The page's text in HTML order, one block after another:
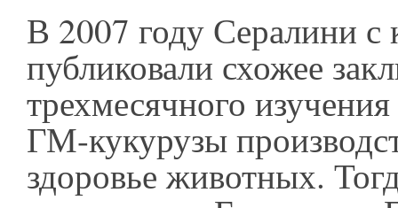
В 2007 году Сералини с
публиковали схожее
трехмесячного
ГМ-кукурузы
здоровье животных.